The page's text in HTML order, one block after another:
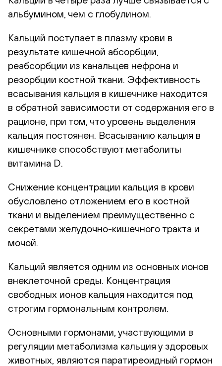
альбумином, чем с глобулином.
Кальций поступает в плазму крови в
результате кишечной абсорбции,
реабсорбции из канальцев нефрона и
резорбции костной ткани. Эффективность
всасывания кальция в кишечнике находится
в обратной зависимости от содержания его в
рационе, при том, что уровень выделения
кальция постоянен. Всасыванию кальция в
кишечнике способствуют метаболиты
витамина D.
Снижение концентрации кальция в крови
обусловлено отложением его в костной
ткани и выделением преимущественно с
секретами желудочно-кишечного тракта и
мочой.
Кальций является одним из основных ионов
внеклеточной среды. Концентрация
свободных ионов кальция находится под
строгим гормональным контролем.
Основными гормонами, участвующими в
регуляции метаболизма кальция у здоровых
животных, являются паратиреоидный гормон